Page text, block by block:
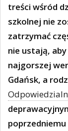
treści wśród
szkolnej nie
zatrzymać
nie ustają,
najgorszej
Gdańsk, a